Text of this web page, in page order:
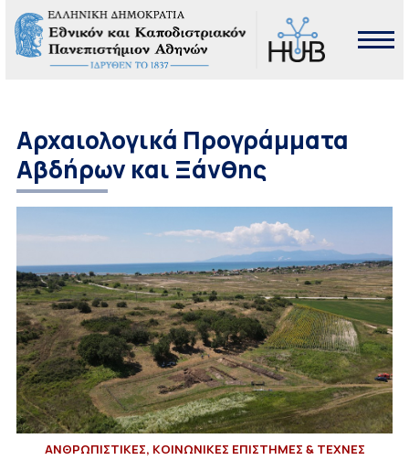
Αρχαιολογικά Προγράμματα
Αβδήρων και Ξάνθης
ΑΝΘΡΩΠΙΣΤΙΚΕΣ, ΚΟΙΝΩΝΙΚΕΣ ΕΠΙΣΤΗΜΕΣ & ΤΕΧΝΕΣ